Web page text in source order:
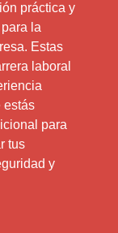
práctica y
la
Estas
laboral
estás
para
tus
y